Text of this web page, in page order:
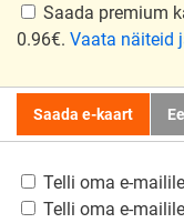
Saada premium
0.96€. Vaata näiteid
Saada e-kaart
Telli oma e-
Telli oma e-